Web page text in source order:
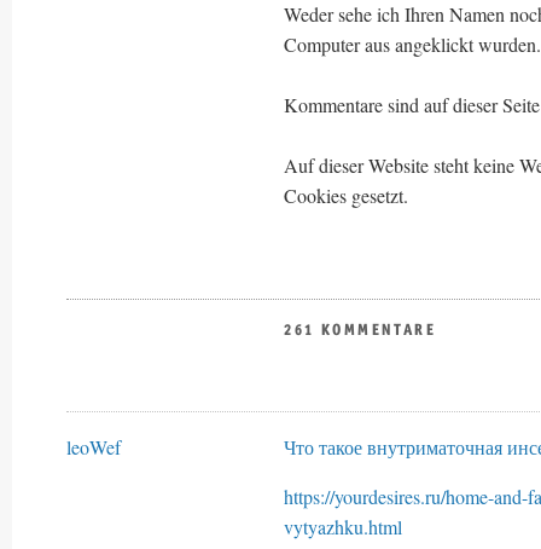
Weder sehe ich Ihren Namen
Computer aus angeklickt wurden.
Kommentare sind auf dieser
Auf dieser Website steht keine
Cookies gesetzt.
261 KOMMENTARE
leoWef
Что такое внутриматочная
https://yourdesires.ru/home-
vytyazhku.html